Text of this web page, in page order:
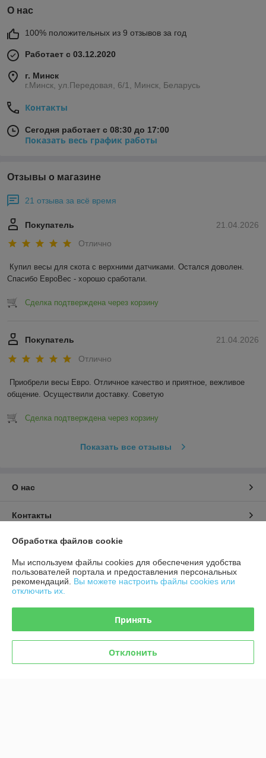
О нас
100% положительных из 9 отзывов за год
Работает с 03.12.2020
г. Минск
г.Минск, ул.Передовая, 6/1, Минск, Беларусь
Контакты
Сегодня работает с 08:30 до 17:00
Показать весь график работы
Отзывы о магазине
21 отзыва за всё время
21.04.2026
Покупатель
Отлично
Купил весы для скота с верхними датчиками. Остался доволен.
Спасибо ЕвроВес - хорошо сработали.
Сделка подтверждена через корзину
21.04.2026
Покупатель
Отлично
Приобрели весы Евро. Отличное качество и приятное, вежливое
общение. Осуществили доставку. Советую
Сделка подтверждена через корзину
Показать все отзывы
О нас
Контакты
Доставка и оплата
График работы
Политика обработки cookies
Сайт создан на платформе Deal.by
Обработка файлов cookie
Мы используем файлы cookies для обеспечения удобства
пользователей портала и предоставления персональных
рекомендаций. Вы можете настроить файлы cookies или
отключить их.
Принять
Отклонить